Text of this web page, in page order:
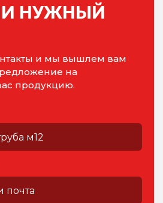
НУЖНЫЙ
и мы вышлем вам
на
продукцию.